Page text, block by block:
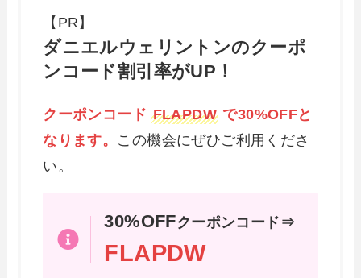
【PR】
ダニエルウェリントンのクーポ
ンコード割引率がUP！
クーポンコード FLAPDWで30%OFFと
なります。 この機会にぜひご利用くださ
い。
30%OFFクーポンコード⇒
FLAPDW